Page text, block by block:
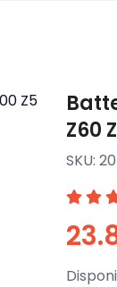
Z60
SKU: